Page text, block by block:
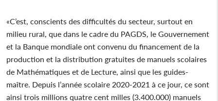
«C’est, conscients des difficultés du secteur, surtout en
milieu rural, que dans le cadre du PAGDS, le Gouvernement
et la Banque mondiale ont convenu du financement de la
production et la distribution gratuites de manuels scolaires
de Mathématiques et de Lecture, ainsi que les guides-
maître. Depuis l’année scolaire 2020-2021 à ce jour, ce sont
ainsi trois millions quatre cent milles (3.400.000) manuels